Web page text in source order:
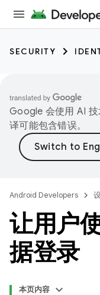
SECURITY
Google 会使用 AI
译可能包含错误。
Android Developers
让用户
据登录
本页内容